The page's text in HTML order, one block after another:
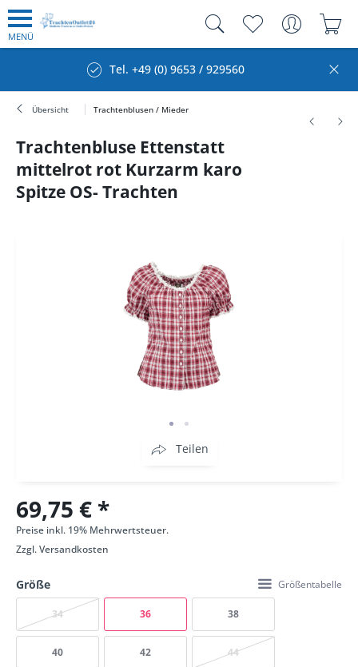
MENÜ
Tel. +49 (0) 9653 / 929560
Übersicht Trachtenblusen / Mieder
Trachtenbluse Ettenstatt
mittelrot rot Kurzarm karo
Spitze OS- Trachten
Teilen
69,75 € *
Preise inkl. 19% Mehrwertsteuer.
Zzgl.Versandkosten
Größe Größentabelle
34 36 38
40 42 44